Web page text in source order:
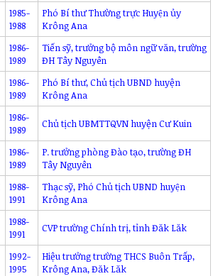
1985-
1988
Phó Bí thư Thường trực Huyện ủy
Krông Ana
1986-
1989
Tiến sỹ, trưởng bộ môn ngữ văn, trường
ĐH Tây Nguyên
1986-
1989
Phó Bí thư, Chủ tịch UBND huyện
Krông Ana
1986-
1989
Chủ tịch UBMTTQVN huyện Cư Kuin
1986-
1989
P. trưởng phòng Đào tạo, trường ĐH
Tây Nguyên
1988-
1991
Thạc sỹ, Phó Chủ tịch UBND huyện
Krông Ana
1988-
1991
CVP trường Chính trị, tỉnh Đăk Lăk
1992-
1995
Hiệu trưởng trường THCS Buôn Trấp,
Krông Ana, Đăk Lăk